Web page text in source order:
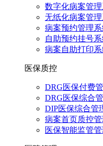
数字化病案管
无纸化病案管
病案预约管理
自助预约挂号
病案自助打印
医保质控
DRG医保付费
DRG医保综合
DIP医保综合管
病案首页质控
医保智能监管